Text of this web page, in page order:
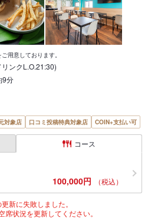
用意しております。
ンクL.O.21:30)
9分
対象店 口コミ投稿特典対象店 COIN+支払い可
コース
100,000円 （税込）
新に失敗しました。
状況を更新してください。